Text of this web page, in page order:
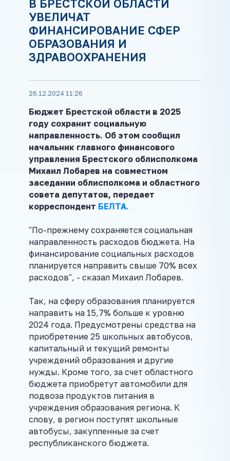
В БРЕСТСКОЙ ОБЛАСТИ
УВЕЛИЧАТ
ФИНАНСИРОВАНИЕ СФЕР
ОБРАЗОВАНИЯ И
ЗДРАВООХРАНЕНИЯ
26.12.2024 11:26
Бюджет Брестской области в 2025
году сохранит социальную
направленность. Об этом сообщил
начальник главного финансового
управления Брестского облисполкома
Михаил Лобарев на совместном
заседании облисполкома и областного
совета депутатов, передает
корреспондент БЕЛТА.
"По-прежнему сохраняется социальная
направленность расходов бюджета. На
финансирование социальных расходов
планируется направить свыше 70% всех
расходов", - сказал Михаил Лобарев.
Так, на сферу образования планируется
направить на 15,7% больше к уровню
2024 года. Предусмотрены средства на
приобретение 25 школьных автобусов,
капитальный и текущий ремонты
учреждений образования и другие
нужды. Кроме того, за счет областного
бюджета приобретут автомобили для
подвоза продуктов питания в
учреждения образования региона. К
слову, в регион поступят школьные
автобусы, закупленные за счет
республиканского бюджета.